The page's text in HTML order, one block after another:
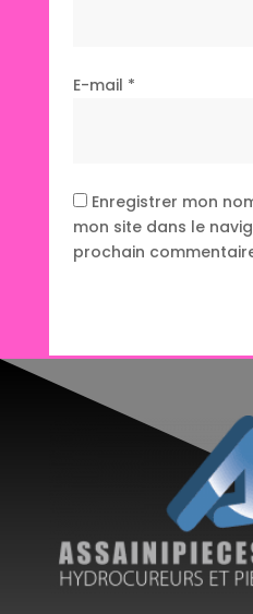
E-mail *
Enregistrer mon
mon site dans le
prochain